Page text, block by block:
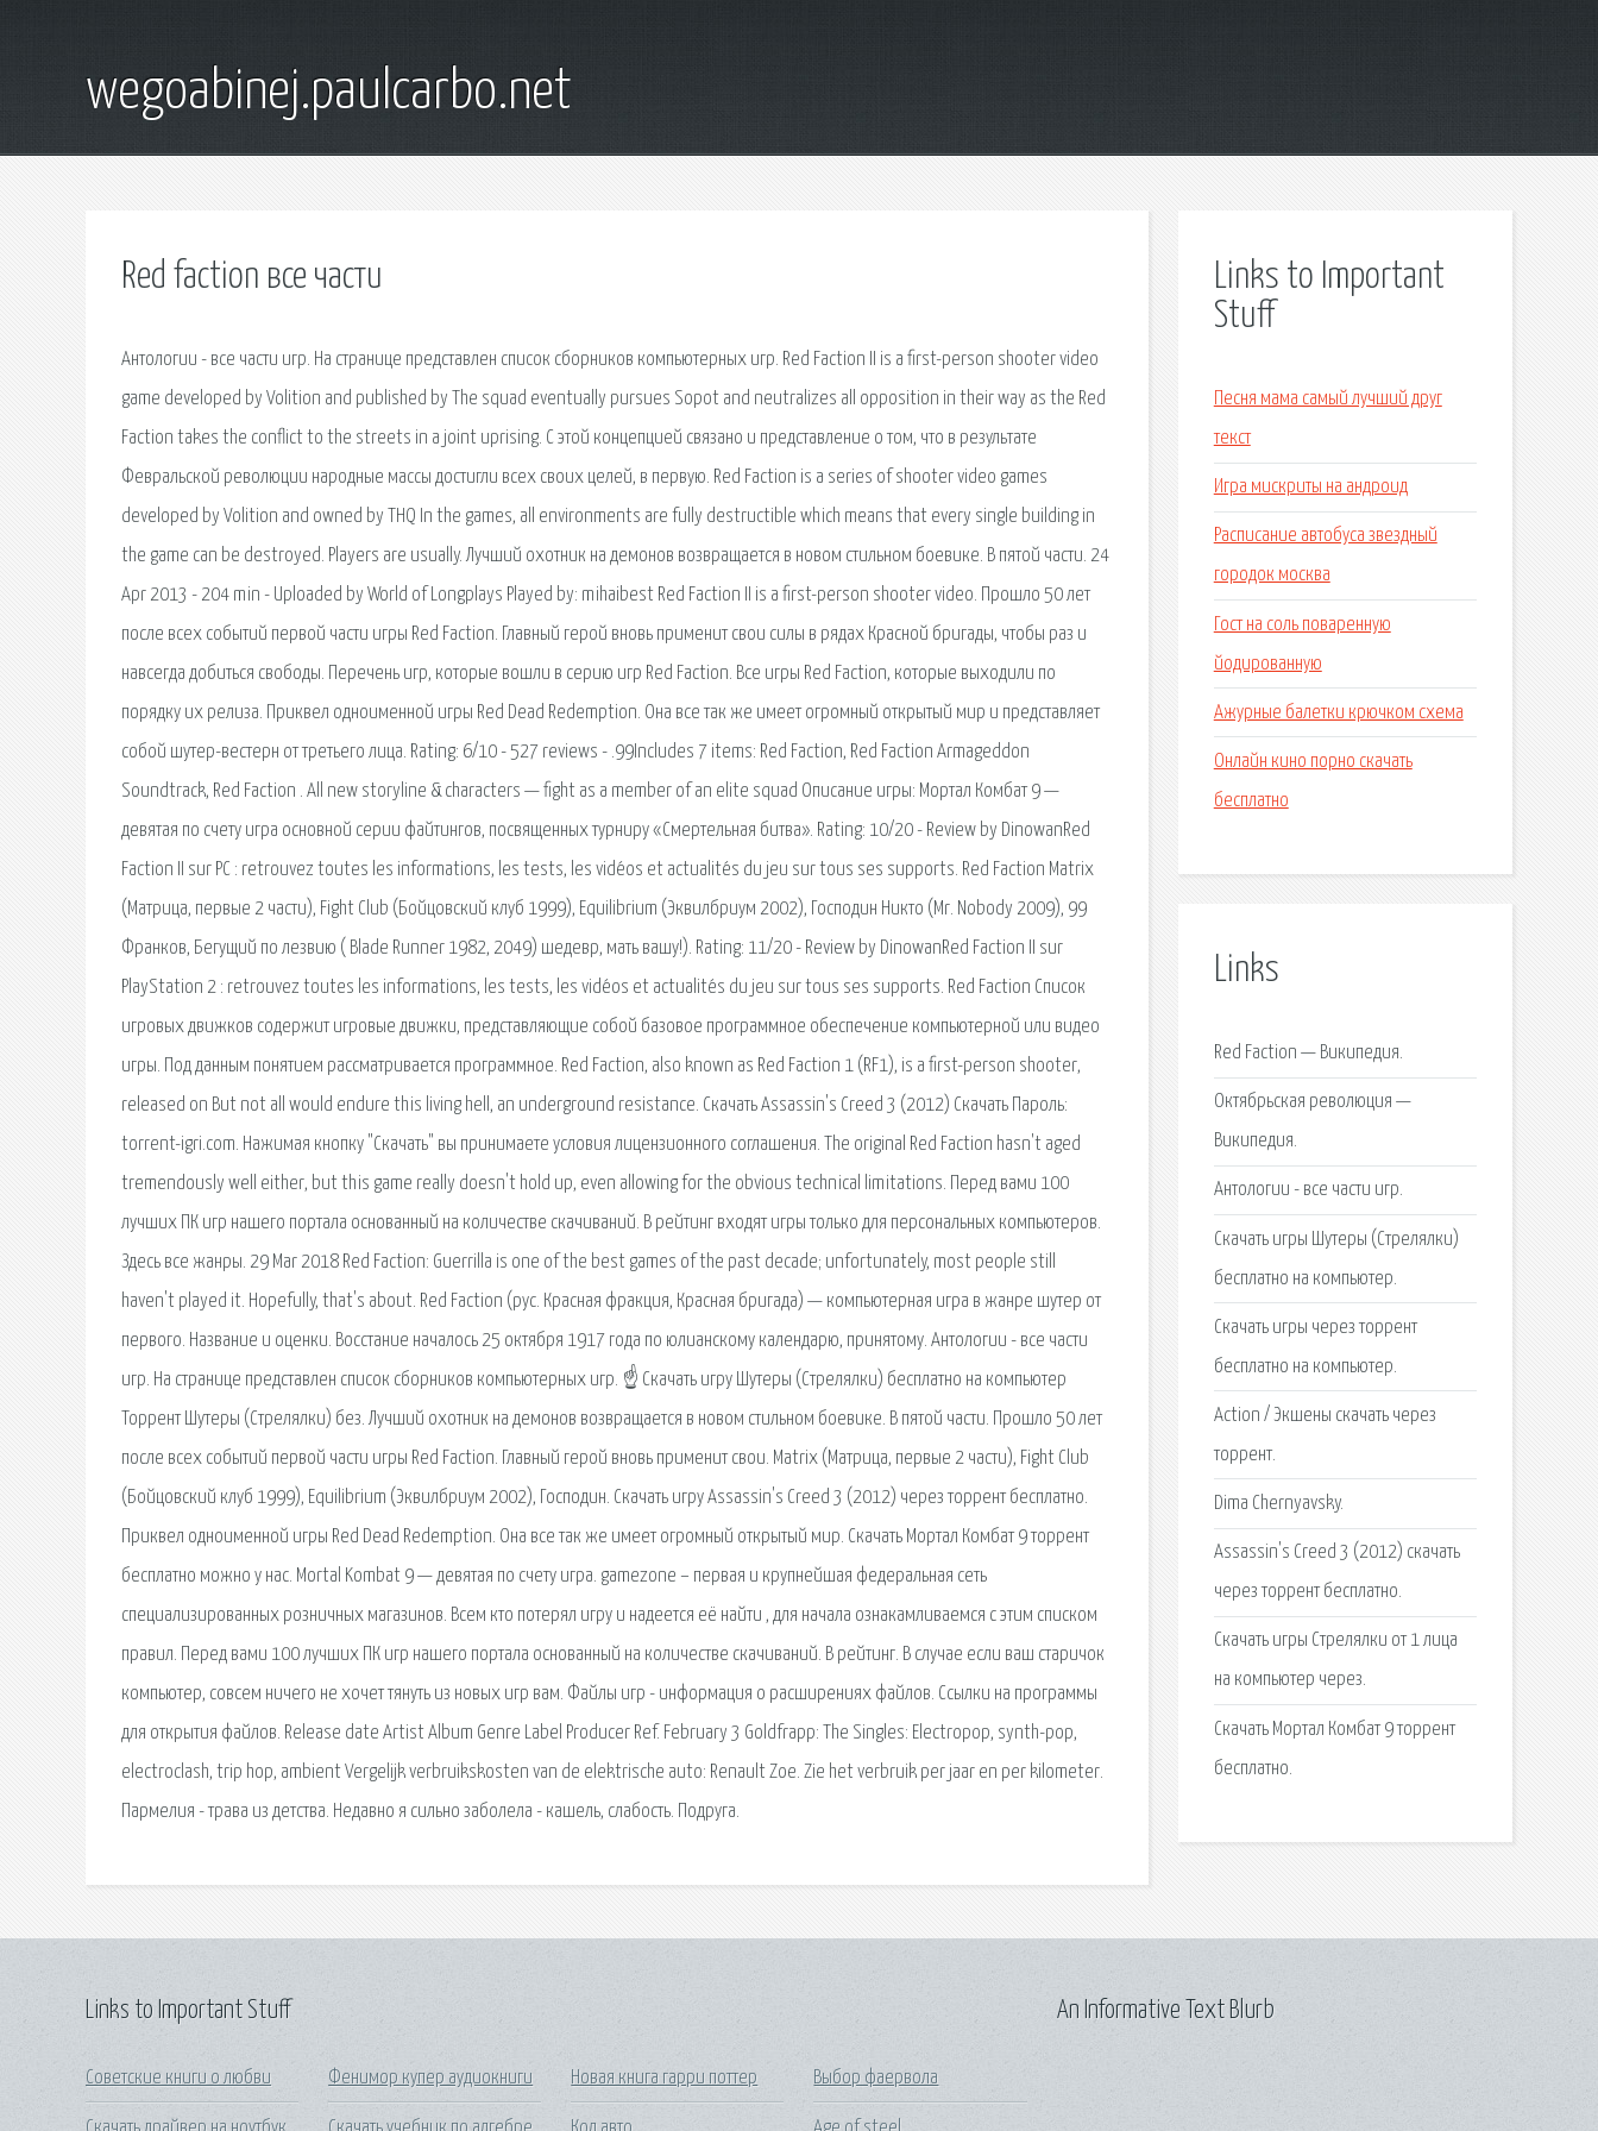
wegoabinej.paulcarbo.net
Red faction все части
Антологии - все части игр. На странице представлен список сборников компьютерных игр. Red Faction II is a first-person shooter video
game developed by Volition and published by The squad eventually pursues Sopot and neutralizes all opposition in their way as the Red
Faction takes the conflict to the streets in a joint uprising. С этой концепцией связано и представление о том, что в результате
Февральской революции народные массы достигли всех своих целей, в первую. Red Faction is a series of shooter video games
developed by Volition and owned by THQ In the games, all environments are fully destructible which means that every single building in
the game can be destroyed. Players are usually. Лучший охотник на демонов возвращается в новом стильном боевике. В пятой части. 24
Apr 2013 - 204 min - Uploaded by World of Longplays Played by: mihaibest Red Faction II is a first-person shooter video. Прошло 50 лет
после всех событий первой части игры Red Faction. Главный герой вновь применит свои силы в рядах Красной бригады, чтобы раз и
навсегда добиться свободы. Перечень игр, которые вошли в серию игр Red Faction. Все игры Red Faction, которые выходили по
порядку их релиза. Приквел одноименной игры Red Dead Redemption. Она все так же имеет огромный открытый мир и представляет
собой шутер-вестерн от третьего лица. Rating: 6/10 - 527 reviews - .99Includes 7 items: Red Faction, Red Faction Armageddon
Soundtrack, Red Faction . All new storyline & characters — fight as a member of an elite squad Описание игры: Мортал Комбат 9 —
девятая по счету игра основной серии файтингов, посвященных турниру «Смертельная битва». Rating: 10/20 - Review by DinowanRed
Faction II sur PC : retrouvez toutes les informations, les tests, les vidéos et actualités du jeu sur tous ses supports. Red Faction Matrix
(Матрица, первые 2 части), Fight Club (Бойцовский клуб 1999), Equilibrium (Эквилбриум 2002), Господин Никто (Mr. Nobody 2009), 99
Франков, Бегущий по лезвию ( Blade Runner 1982, 2049) шедевр, мать вашу!). Rating: 11/20 - Review by DinowanRed Faction II sur
PlayStation 2 : retrouvez toutes les informations, les tests, les vidéos et actualités du jeu sur tous ses supports. Red Faction Список
игровых движков содержит игровые движки, представляющие собой базовое программное обеспечение компьютерной или видео
игры. Под данным понятием рассматривается программное. Red Faction, also known as Red Faction 1 (RF1), is a first-person shooter,
released on But not all would endure this living hell, an underground resistance. Скачать Assassin's Creed 3 (2012) Скачать Пароль:
torrent-igri.com. Нажимая кнопку "Скачать" вы принимаете условия лицензионного соглашения. The original Red Faction hasn't aged
tremendously well either, but this game really doesn't hold up, even allowing for the obvious technical limitations. Перед вами 100
лучших ПК игр нашего портала основанный на количестве скачиваний. В рейтинг входят игры только для персональных компьютеров.
Здесь все жанры. 29 Mar 2018 Red Faction: Guerrilla is one of the best games of the past decade; unfortunately, most people still
haven't played it. Hopefully, that's about. Red Faction (рус. Красная фракция, Красная бригада) — компьютерная игра в жанре шутер от
первого. Название и оценки. Восстание началось 25 октября 1917 года по юлианскому календарю, принятому. Антологии - все части
игр. На странице представлен список сборников компьютерных игр. ☝ Скачать игру Шутеры (Стрелялки) бесплатно на компьютер
Торрент Шутеры (Стрелялки) без. Лучший охотник на демонов возвращается в новом стильном боевике. В пятой части. Прошло 50 лет
после всех событий первой части игры Red Faction. Главный герой вновь применит свои. Matrix (Матрица, первые 2 части), Fight Club
(Бойцовский клуб 1999), Equilibrium (Эквилбриум 2002), Господин. Скачать игру Assassin's Creed 3 (2012) через торрент бесплатно.
Приквел одноименной игры Red Dead Redemption. Она все так же имеет огромный открытый мир. Скачать Мортал Комбат 9 торрент
бесплатно можно у нас. Mortal Kombat 9 — девятая по счету игра. gamezone – первая и крупнейшая федеральная сеть
специализированных розничных магазинов. Всем кто потерял игру и надеется её найти , для начала ознакамливаемся с этим списком
правил. Перед вами 100 лучших ПК игр нашего портала основанный на количестве скачиваний. В рейтинг. В случае если ваш старичок
компьютер, совсем ничего не хочет тянуть из новых игр вам. Файлы игр - информация о расширениях файлов. Ссылки на программы
для открытия файлов. Release date Artist Album Genre Label Producer Ref. February 3 Goldfrapp: The Singles: Electropop, synth-pop,
electroclash, trip hop, ambient Vergelijk verbruikskosten van de elektrische auto: Renault Zoe. Zie het verbruik per jaar en per kilometer.
Пармелия - трава из детства. Недавно я сильно заболела - кашель, слабость. Подруга.
Links to Important
Stuff
Песня мама самый лучший друг
текст
Игра мискриты на андроид
Расписание автобуса звездный
городок москва
Гост на соль поваренную
йодированную
Ажурные балетки крючком схема
Онлайн кино порно скачать
бесплатно
Links
Red Faction — Википедия.
Октябрьская революция —
Википедия.
Антологии - все части игр.
Скачать игры Шутеры (Стрелялки)
бесплатно на компьютер.
Скачать игры через торрент
бесплатно на компьютер.
Action / Экшены скачать через
торрент.
Dima Chernyavsky.
Assassin's Creed 3 (2012) скачать
через торрент бесплатно.
Скачать игры Стрелялки от 1 лица
на компьютер через.
Скачать Мортал Комбат 9 торрент
бесплатно.
Links to Important Stuff
Советские книги о любви Фенимор купер аудиокниги Новая книга гарри поттер Выбор фаервола
An Informative Text Blurb